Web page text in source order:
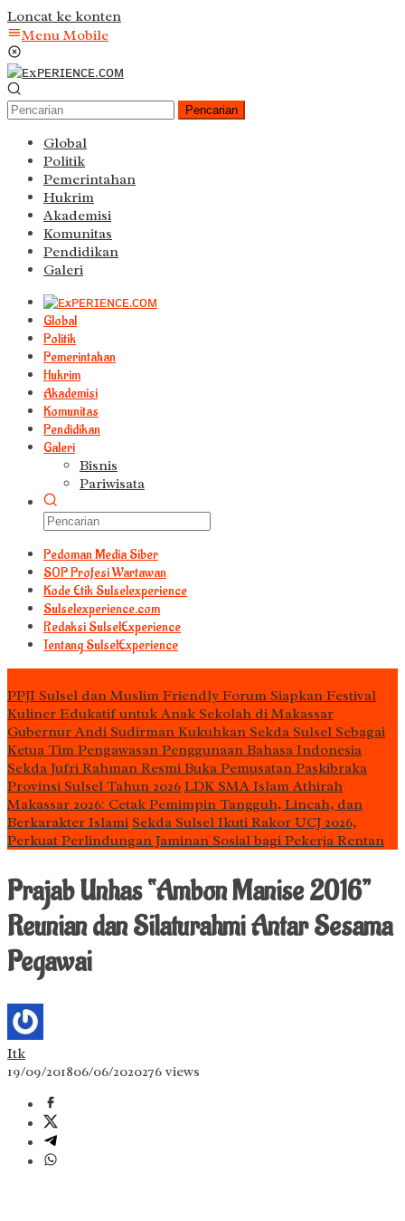
Loncat ke konten
Menu Mobile
Pencarian
Global
Politik
Pemerintahan
Hukrim
Akademisi
Komunitas
Pendidikan
Galeri
Global
Politik
Pemerintahan
Hukrim
Akademisi
Komunitas
Pendidikan
Galeri
Bisnis
Pariwisata
Pedoman Media Siber
S0P Profesi Wartawan
Kode Etik Sulselexperience
Sulselexperience.com
Redaksi SulselExperience
Tentang SulselExperience
PPJI Sulsel dan Muslim Friendly Forum Siapkan Festival
Kuliner Edukatif untuk Anak Sekolah di Makassar
Gubernur Andi Sudirman Kukuhkan Sekda Sulsel Sebagai
Ketua Tim Pengawasan Penggunaan Bahasa Indonesia
Sekda Jufri Rahman Resmi Buka Pemusatan Paskibraka
Provinsi Sulsel Tahun 2026 LDK SMA Islam Athirah
Makassar 2026: Cetak Pemimpin Tangguh, Lincah, dan
Berkarakter Islami Sekda Sulsel Ikuti Rakor UCJ 2026,
Perkuat Perlindungan Jaminan Sosial bagi Pekerja Rentan
Prajab Unhas “Ambon Manise 2016”
Reunian dan Silaturahmi Antar Sesama
Pegawai
Itk
19/09/201806/06/2020276 views